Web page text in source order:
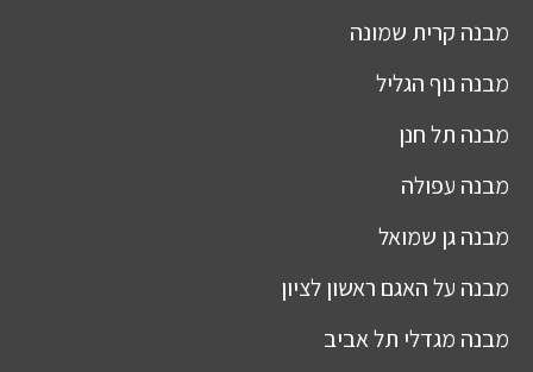
מבנה קרית שמונה
מבנה נוף הגליל
מבנה תל חנן
מבנה עפולה
מבנהגן שמואל
מבנה על האגם ראשון לציון
מבנה מגדלי תל אביב